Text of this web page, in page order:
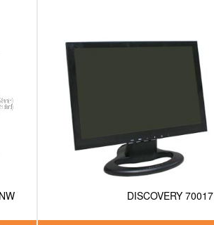
DISCOVERY 70017